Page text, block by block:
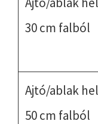
30 cm falból
Ajtó/ablak
50 cm falból